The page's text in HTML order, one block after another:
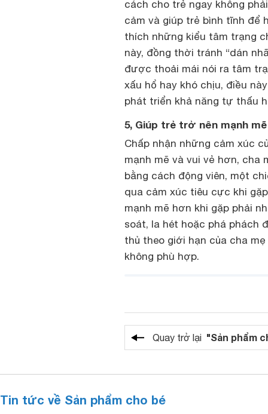
cách cho trẻ ngay không
cảm và giúp trẻ bình tĩnh để
thích những kiểu tâm trạng
này, đồng thời tránh “dán
được thoải mái nói ra tâm
xấu hổ hay khó chịu, điều
phát triển khả năng tự thấu
5, Giúp trẻ trở nên mạnh mẽ
Chấp nhận những cảm xúc
mạnh mẽ và vui vẻ hơn,
bằng cách động viên, một
qua cảm xúc tiêu cực khi
mạnh mẽ hơn khi gặp phải
soát, la hét hoặc phá phách
thủ theo giới hạn của cha
không phù hợp.
Quay trở lại "Sản phẩm
Tin tức về Sản phẩm cho bé